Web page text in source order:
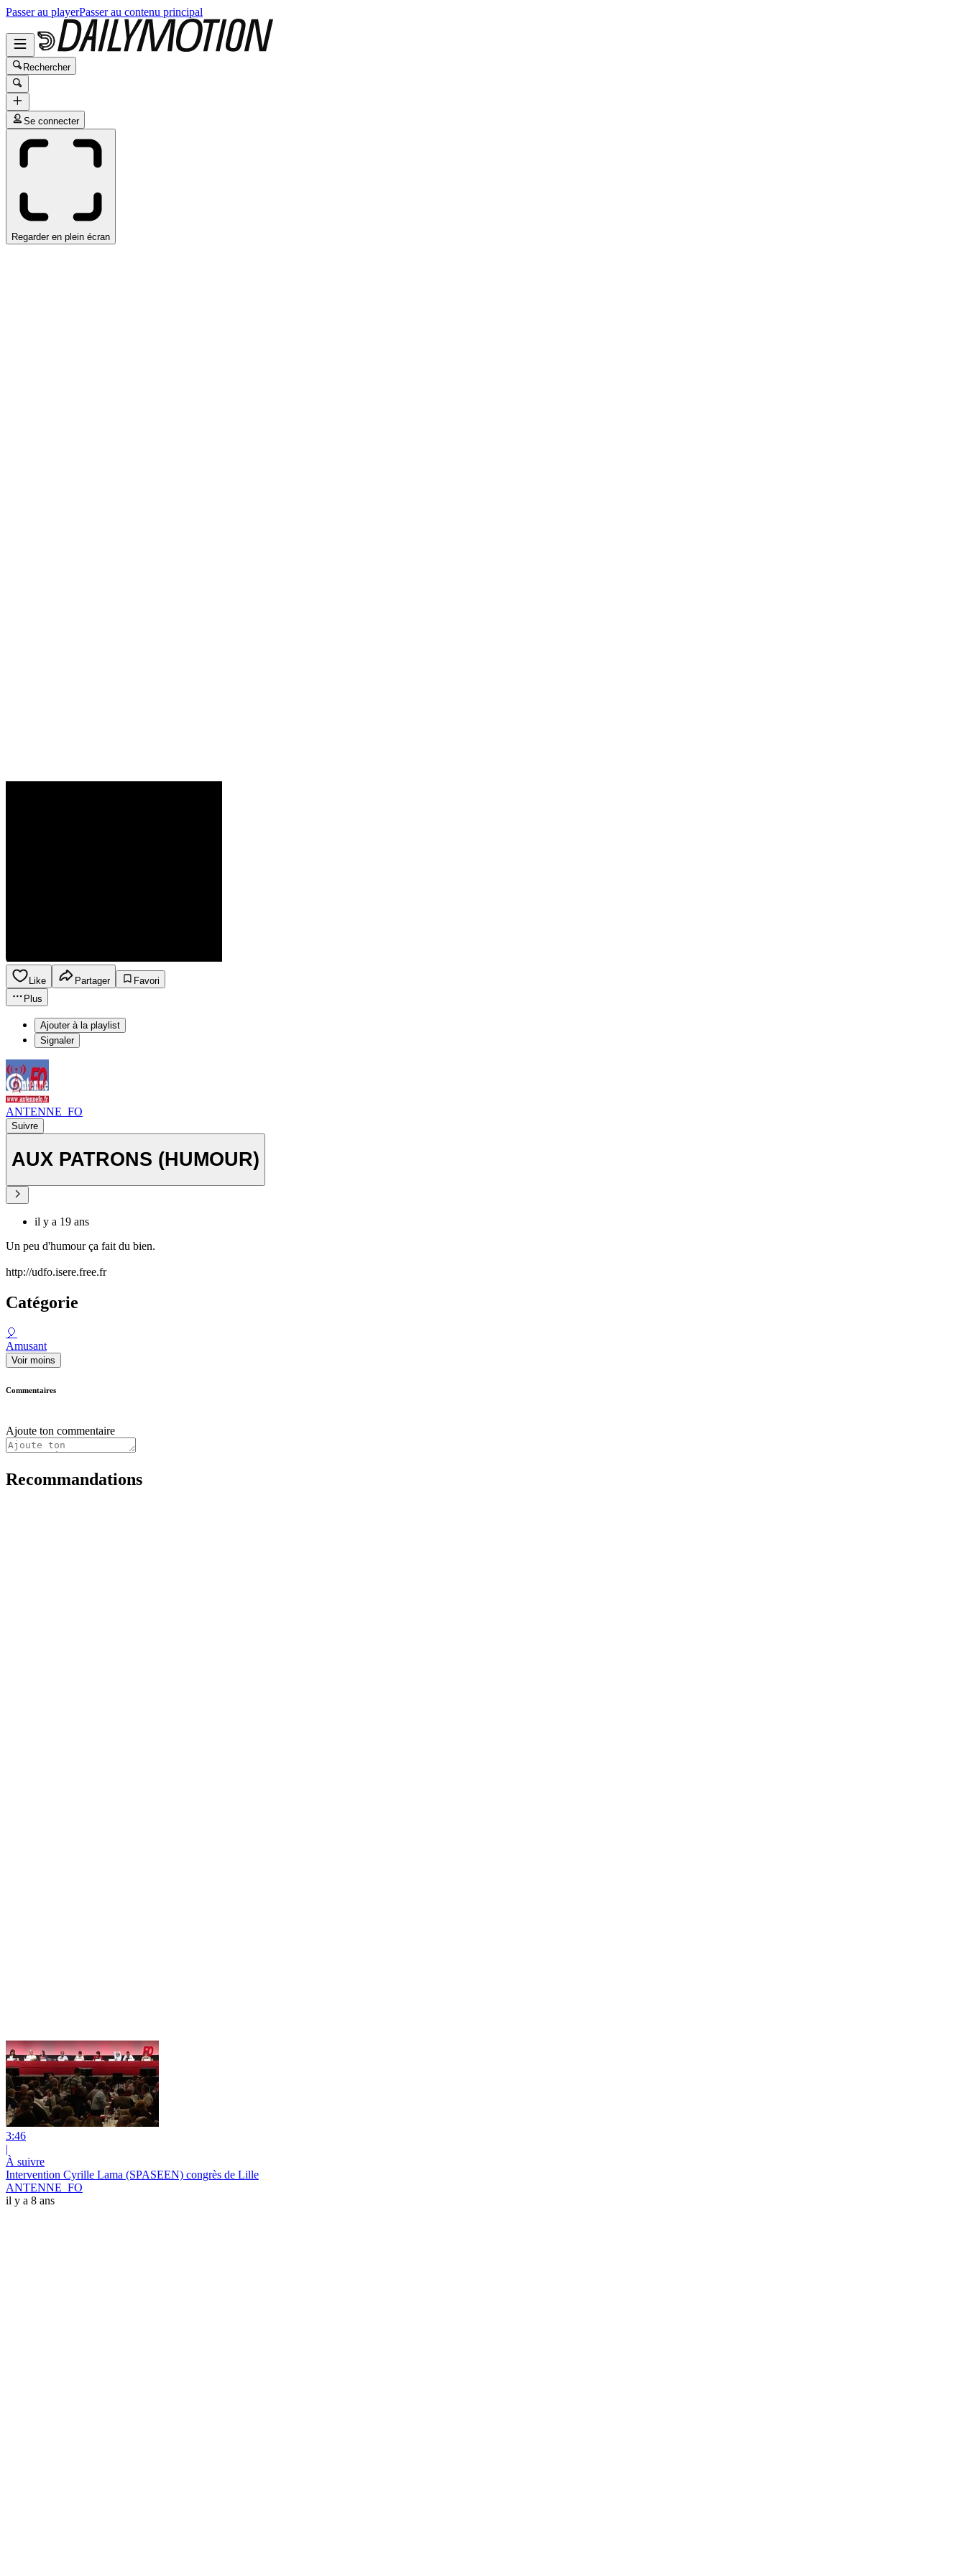
Passer au playerPasser au contenu principal
Rechercher
Se connecter
Regarder en plein écran
Like Partager
Favori
Plus
Ajouter à la playlist
Signaler
ANTENNE_FO
Suivre
AUX PATRONS (HUMOUR)
il y a 19 ans
Un peu d'humour ça fait du bien.
http://udfo.isere.free.fr
Catégorie
🎈
Amusant
Voir moins
Commentaires
Ajoute ton commentaire
Recommandations
3:46
|
À suivre
Intervention Cyrille Lama (SPASEEN) congrès de Lille
ANTENNE_FO
il y a 8 ans